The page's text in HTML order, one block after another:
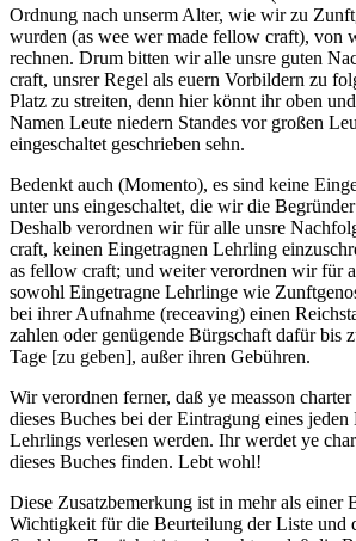
Ordnung nach unserm Alter, wie wir zu
wurden (as wee wer made fellow craft), von
rechnen. Drum bitten wir alle unsre guten
craft, unsrer Regel als euern Vorbildern zu
Platz zu streiten, denn hier könnt ihr oben
Namen Leute niedern Standes vor großen
eingeschaltet geschrieben sehn.
Bedenkt auch (Momento), es sind keine
unter uns eingeschaltet, die wir die
Deshalb verordnen wir für alle unsre
craft, keinen Eingetragnen Lehrling
as fellow craft; und weiter verordnen wir für
sowohl Eingetragne Lehrlinge wie
bei ihrer Aufnahme (receaving) einen
zahlen oder genügende Bürgschaft dafür bis
Tage [zu geben], außer ihren Gebühren.
Wir verordnen ferner, daß ye measson
dieses Buches bei der Eintragung eines jeden
Lehrlings verlesen werden. Ihr werdet ye
dieses Buches finden. Lebt wohl!
Diese Zusatzbemerkung ist in mehr als einer
Wichtigkeit für die Beurteilung der Liste und